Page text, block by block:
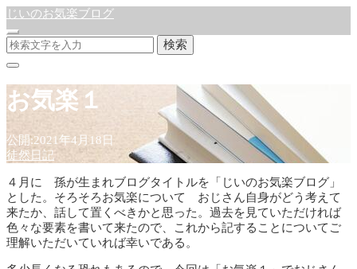
じいのお気楽ブログ
検索
お気楽１
公開:2021年4月18日
徒然日記
４月に 孫が生まれブログタイトルを「じいのお気楽ブログ」
とした。そろそろお気楽について おじさん自身がどう考えて
来たか、話して置くべきかと思った。過去を見ていただければ
色々な要素を書いて来たので、これから記することについてご
理解いただいていれば幸いである。